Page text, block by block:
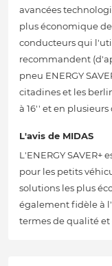
avancées
plus économique
conducteurs qui
recommandent
pneu ENERGY
citadines et les
à 16'' et en
L'avis de MIDAS
L'ENERGY
pour les petits
solutions les plus
également fidèle à
termes de qualité